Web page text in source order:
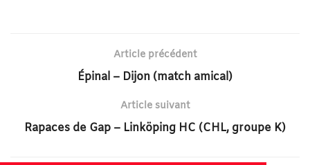
Article précédent
Épinal – Dijon (match amical)
Article suivant
Rapaces de Gap – Linköping HC (CHL, groupe K)